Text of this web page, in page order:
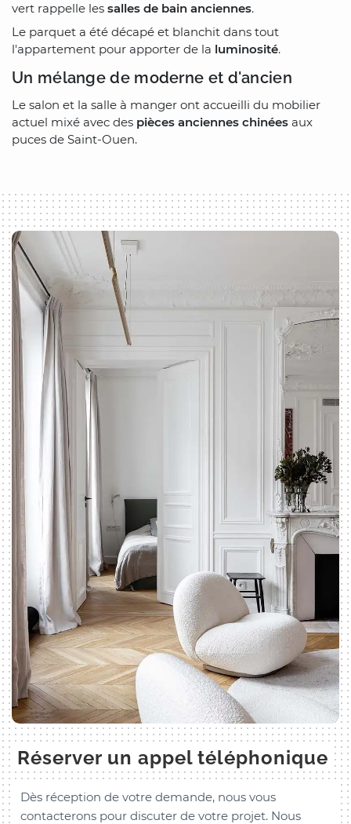
vert rappelle les salles de bain anciennes.
Le parquet a été décapé et blanchit dans tout
l'appartement pour apporter de la luminosité.
Un mélange de moderne et d'ancien
Le salon et la salle à manger ont accueilli du mobilier
actuel mixé avec des pièces anciennes chinées aux
puces de Saint-Ouen.
Réserver un appel téléphonique
Dès réception de votre demande, nous vous
contacterons pour discuter de votre projet. Nous